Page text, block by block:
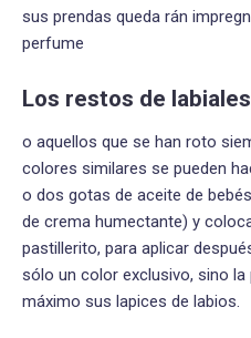
sus prendas queda rán
perfume
Los restos de labiales
o aquellos que se han roto
colores similares se pueden
o dos gotas de aceite de
de crema humectante) y
pastillerito, para aplicar
sólo un color exclusivo, sino la
máximo sus lapices de labios.